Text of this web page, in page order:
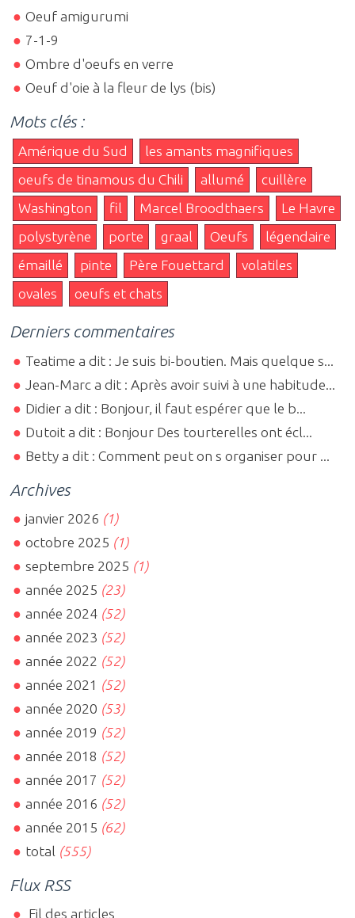
Oeuf amigurumi
7-1-9
Ombre d'oeufs en verre
Oeuf d'oie à la fleur de lys (bis)
Mots clés :
Amérique du Sud
les amants magnifiques
oeufs de tinamous du Chili
allumé
cuillère
Washington
fil Marcel Broodthaers
Le Havre
polystyrène
porte graal Oeufs
légendaire
émaillé
pinte Père Fouettard
volatiles
ovales
oeufs et chats
Derniers commentaires
Teatime a dit : Je suis bi-boutien. Mais quelque s...
Jean-Marc a dit : Après avoir suivi à une habitude...
Didier a dit : Bonjour, il faut espérer que le b...
Dutoit a dit : Bonjour Des tourterelles ont écl...
Betty a dit : Comment peut on s organiser pour ...
Archives
janvier 2026 (1)
octobre 2025 (1)
septembre 2025 (1)
année 2025 (23)
année 2024 (52)
année 2023 (52)
année 2022 (52)
année 2021 (52)
année 2020 (53)
année 2019 (52)
année 2018 (52)
année 2017 (52)
année 2016 (52)
année 2015 (62)
total (555)
Flux RSS
Fil des articles